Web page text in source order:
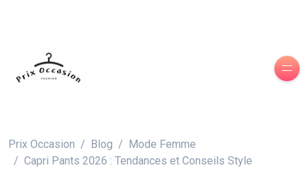
Prix Occasion Blog
Mode Femme
Capri Pants 2026 : Tendances et Conseils Style